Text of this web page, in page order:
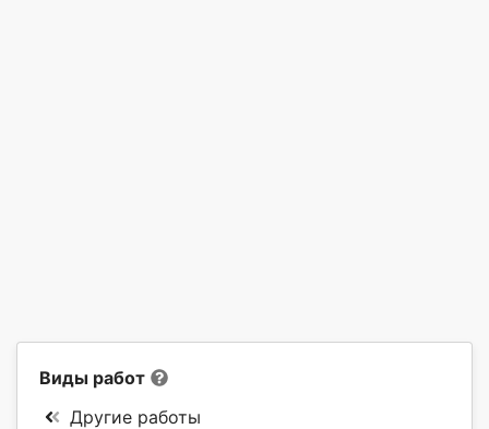
Виды работ
Другие работы